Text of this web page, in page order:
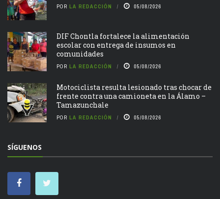
POR LA REDACCIÓN 05/08/2026
DIF Chontla fortalece la alimentación
escolar con entrega de insumos en
comunidades
POR LA REDACCIÓN 05/08/2026
Motociclista resulta lesionado tras chocar de
frente contra una camioneta en la Álamo –
Tamazunchale
POR LA REDACCIÓN 05/08/2026
SÍGUENOS